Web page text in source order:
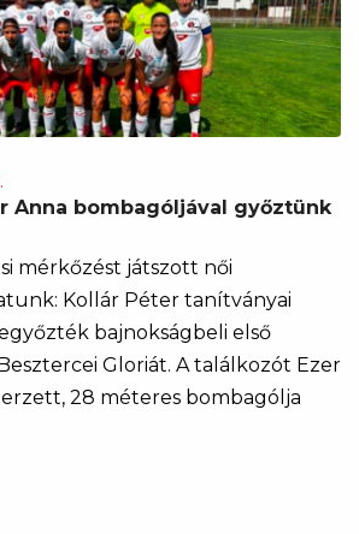
Anna bombagóljával győztünk
mérkőzést játszott női
Kollár Péter tanítványai
bajnokságbeli első
Gloriát. A találkozót Ezer
28 méteres bombagólja